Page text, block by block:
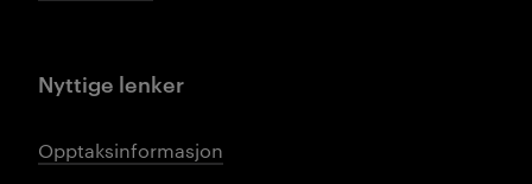
Nyttige lenker
Opptaksinformasjon